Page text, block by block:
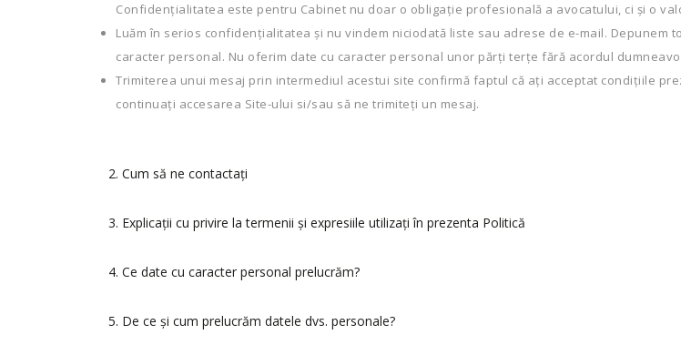
Confidențialitatea este pentru Cabinet nu doar o obligație profesională a avocatului, ci și o
Luăm în serios confidențialitatea și nu vindem niciodată liste sau adrese de e-mail.
caracter personal. Nu oferim date cu caracter personal unor părți terțe fără acordul
Trimiterea unui mesaj prin intermediul acestui site confirmă faptul că ați acceptat condițiile
continuați accesarea Site-ului si/sau să ne trimiteți un mesaj.
2. Cum să ne contactaţi
3. Explicaţii cu privire la termenii și expresiile utilizaţi în prezenta Politică
4. Ce date cu caracter personal prelucrăm?
5. De ce și cum prelucrăm datele dvs. personale?